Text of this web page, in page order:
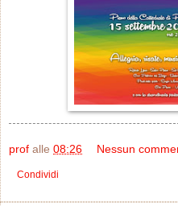
prof alle 08:26 Nessun
Condividi